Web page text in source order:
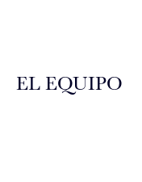
EL EQUIPO